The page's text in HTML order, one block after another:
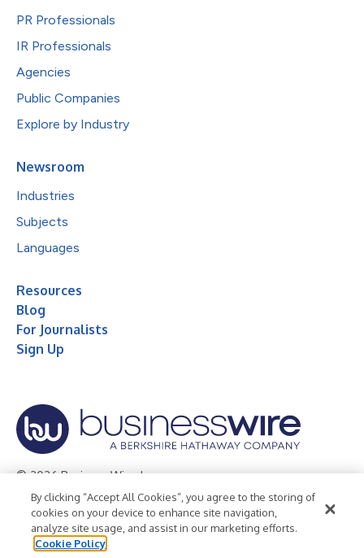
PR Professionals
IR Professionals
Agencies
Public Companies
Explore by Industry
Newsroom
Industries
Subjects
Languages
Resources
Blog
For Journalists
Sign Up
© 2026 Business Wire, Inc.
Privacy Policy Cookie Policy
Accessibility Statement
Terms of Use
Legal
By clicking “Accept All Cookies”, you agree to the storing of
cookies on your device to enhance site navigation,
analyze site usage, and assist in our marketing efforts.
Cookie Policy